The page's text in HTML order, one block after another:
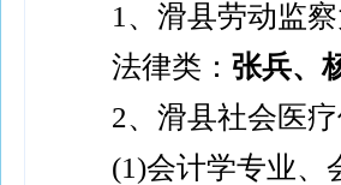
1 、滑县劳动监
法律类： 张兵、
2、滑县社会医
(1)会计学专业、